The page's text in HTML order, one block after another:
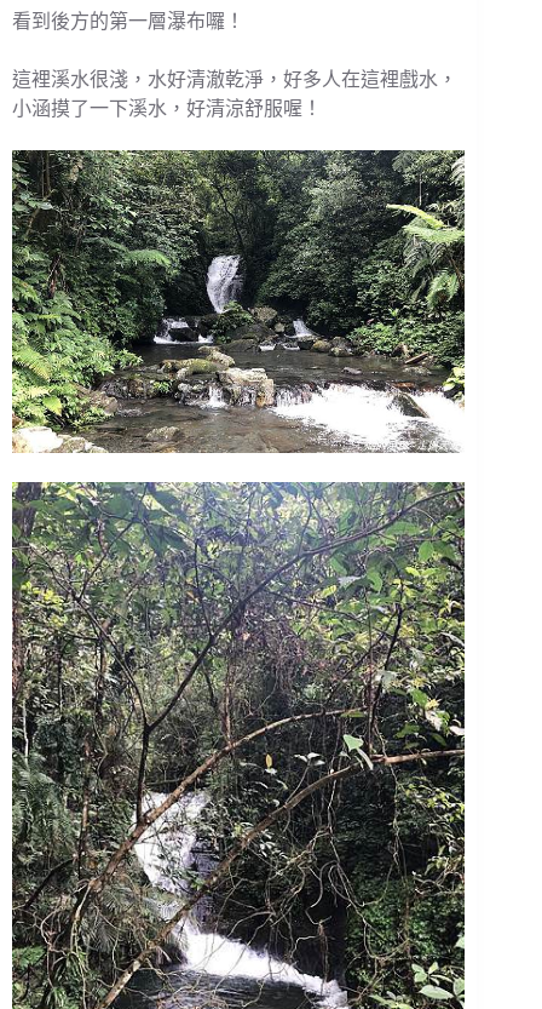
看到後方的第一層瀑布囉！
這裡溪水很淺，水好清澈乾淨，好多人在這裡戲水，
小涵摸了一下溪水，好清涼舒服喔！